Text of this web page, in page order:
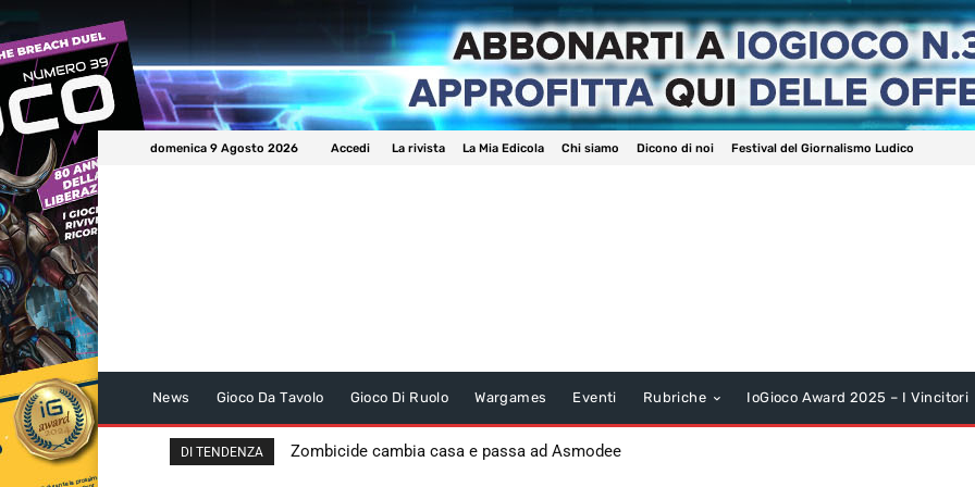
domenica 9 Agosto 2026 Accedi La rivista La Mia Edicola Chi siamo Dicono di noi Festival del Giornalismo Ludico
News Gioco Da Tavolo Gioco Di Ruolo Wargames Eventi Rubriche IoGioco Award 2025 – I Vincitori
DI TENDENZA Zombicide cambia casa e passa ad Asmodee